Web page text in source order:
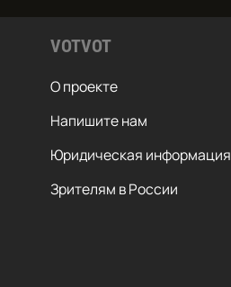
VOTVOT
О проекте
Напишите нам
Юридическая информация
Зрителям в России